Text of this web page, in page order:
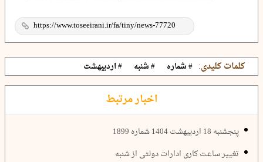
کلمات کلیدی: # شماره # شنبه # اردیبهشت
اخبار مرتبط
پنجشنبه 18 اردیبهشت 1404 شماره 1899
تغییر ساعت کاری ادارات دولتی از شنبه